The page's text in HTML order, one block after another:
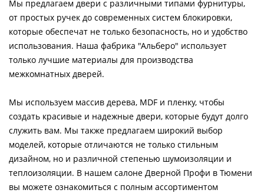
Мы предлагаем двери с различными типами фурнитуры,
от простых ручек до современных систем блокировки,
которые обеспечат не только безопасность, но и удобство
использования. Наша фабрика "Альберо" использует
только лучшие материалы для производства
межкомнатных дверей.
Мы используем массив дерева, MDF и пленку, чтобы
создать красивые и надежные двери, которые будут долго
служить вам. Мы также предлагаем широкий выбор
моделей, которые отличаются не только стильным
дизайном, но и различной степенью шумоизоляции и
теплоизоляции. В нашем салоне Дверной Профи в Тюмени
вы можете ознакомиться с полным ассортиментом